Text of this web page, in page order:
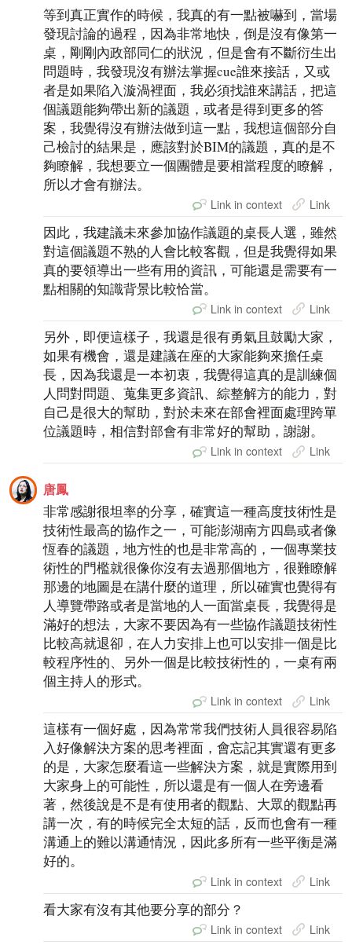
等到真正實作的時候，我真的有一點被嚇到，當場
發現討論的過程，因為非常地快，倒是沒有像第一
桌，剛剛內政部同仁的狀況，但是會有不斷衍生出
問題時，我發現沒有辦法掌握cue誰來接話，又或
者是如果陷入漩渦裡面，我必須找誰來講話，把這
個議題能夠帶出新的議題，或者是得到更多的答
案，我覺得沒有辦法做到這一點，我想這個部分自
己檢討的結果是，應該對於BIM的議題，真的是不
夠瞭解，我想要立一個團體是要相當程度的瞭解，
所以才會有辦法。
Link in context Link
因此，我建議未來參加協作議題的桌長人選，雖然
對這個議題不熟的人會比較客觀，但是我覺得如果
真的要領導出一些有用的資訊，可能還是需要有一
點相關的知識背景比較恰當。
Link in context Link
另外，即便這樣子，我還是很有勇氣且鼓勵大家，
如果有機會，還是建議在座的大家能夠來擔任桌
長，因為我還是一本初衷，我覺得這真的是訓練個
人問對問題、蒐集更多資訊、綜整解方的能力，對
自己是很大的幫助，對於未來在部會裡面處理跨單
位議題時，相信對部會有非常好的幫助，謝謝。
Link in context Link
唐鳳
非常感謝很坦率的分享，確實這一種高度技術性是
技術性最高的協作之一，可能澎湖南方四島或者像
恆春的議題，地方性的也是非常高的，一個專業技
術性的門檻就很像你沒有去過那個地方，很難瞭解
那邊的地圖是在講什麼的道理，所以確實也覺得有
人導覽帶路或者是當地的人一面當桌長，我覺得是
滿好的想法，大家不要因為有一些協作議題技術性
比較高就退卻，在人力安排上也可以安排一個是比
較程序性的、另外一個是比較技術性的，一桌有兩
個主持人的形式。
Link in context Link
這樣有一個好處，因為常常我們技術人員很容易陷
入好像解決方案的思考裡面，會忘記其實還有更多
的是，大家怎麼看這一些解決方案，就是實際用到
大家身上的可能性，所以還是有一個人在旁邊看
著，然後說是不是有使用者的觀點、大眾的觀點再
講一次，有的時候完全太短的話，反而也會有一種
溝通上的難以溝通情況，因此多所有一些平衡是滿
好的。
Link in context Link
看大家有沒有其他要分享的部分？
Link in context Link